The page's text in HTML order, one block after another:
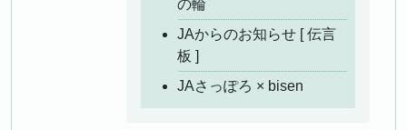
の輪
JAからのお知らせ [ 伝言
板 ]
JAさっぽろ × bisen